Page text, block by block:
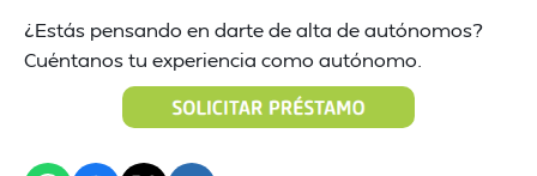
¿Estás pensando en darte de alta de autónomos?
Cuéntanos tu experiencia como autónomo.